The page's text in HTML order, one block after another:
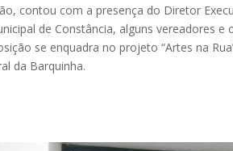
contou com a presença do Diretor
de Constância, alguns vereadores
se enquadra no projeto “Artes na
da Barquinha.